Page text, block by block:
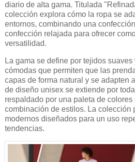
diario de alta gama. Titulada
colección explora cómo la ropa se
entornos, combinando una
confección relajada para ofrecer
versatilidad.
La gama se define por tejidos
cómodas que permiten que las
capas de forma natural y se adapten
de diseño unisex se extiende por
respaldado por una paleta de
combinación de estilos. La colección
modernos diseñados para un uso
tendencias.